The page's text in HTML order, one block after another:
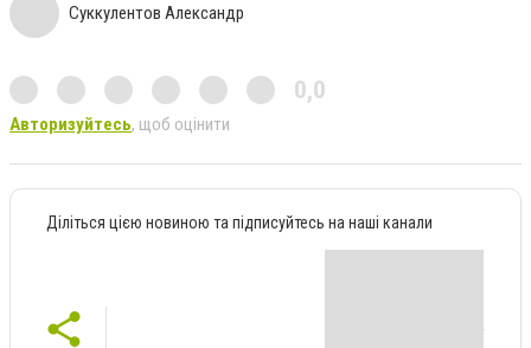
Суккулентов Александр
0,0
Авторизуйтесь, щоб оцінити
Діліться цією новиною та підписуйтесь на наші канали